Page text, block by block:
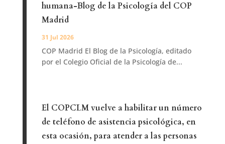
humana-Blog de la Psicología del COP
Madrid
31 Jul 2026
COP Madrid El Blog de la Psicología, editado
por el Colegio Oficial de la Psicología de...
El COPCLM vuelve a habilitar un número
de teléfono de asistencia psicológica, en
esta ocasión, para atender a las personas